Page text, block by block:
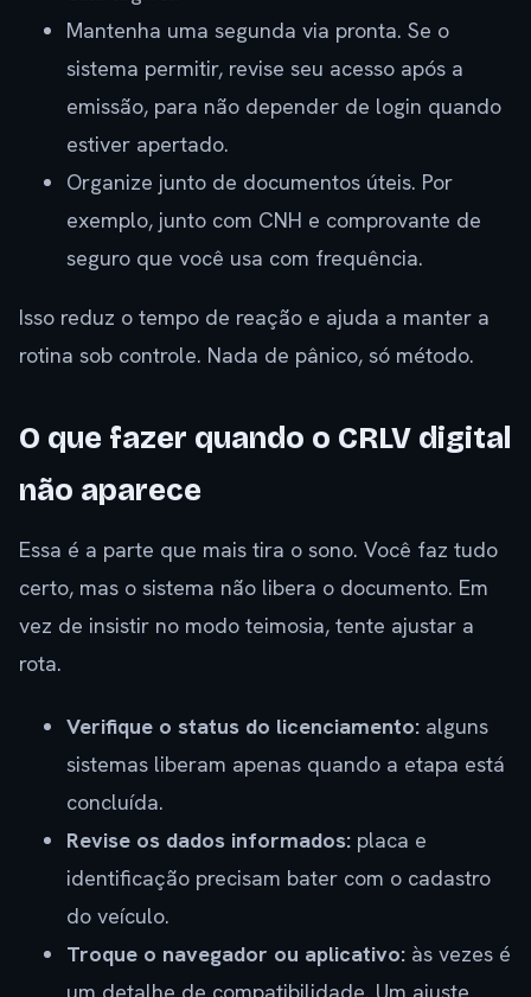
Mantenha uma segunda via pronta. Se o
sistema permitir, revise seu acesso após a
emissão, para não depender de login quando
estiver apertado.
Organize junto de documentos úteis. Por
exemplo, junto com CNH e comprovante de
seguro que você usa com frequência.
Isso reduz o tempo de reação e ajuda a manter a
rotina sob controle. Nada de pânico, só método.
O que fazer quando o CRLV digital
não aparece
Essa é a parte que mais tira o sono. Você faz tudo
certo, mas o sistema não libera o documento. Em
vez de insistir no modo teimosia, tente ajustar a
rota.
Verifique o status do licenciamento: alguns
sistemas liberam apenas quando a etapa está
concluída.
Revise os dados informados: placa e
identificação precisam bater com o cadastro
do veículo.
Troque o navegador ou aplicativo: às vezes é